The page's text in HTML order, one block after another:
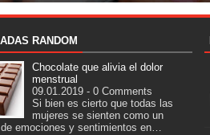
RANDOM
Chocolate que alivia el dolor
menstrual
09.01.2019 - 0 Comments
Si bien es cierto que todas las
mujeres se sienten como un
emociones y sentimientos en…